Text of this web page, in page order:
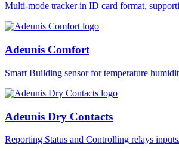
Multi-mode tracker in ID card format,
Adeunis Comfort
Smart Building sensor for temperature
Adeunis Dry Contacts
Reporting Status and Controlling relays